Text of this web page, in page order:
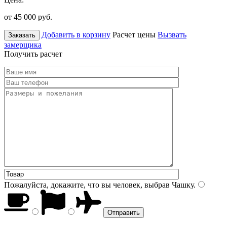
от 45 000 руб.
Заказать Добавить в корзину Расчет цены Вызвать
замерщика
Получить расчет
Пожалуйста, докажите, что вы человек, выбрав Чашку.